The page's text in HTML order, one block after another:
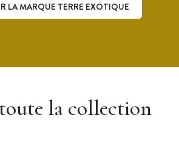
LA MARQUE TERRE EXOTIQUE
la collection